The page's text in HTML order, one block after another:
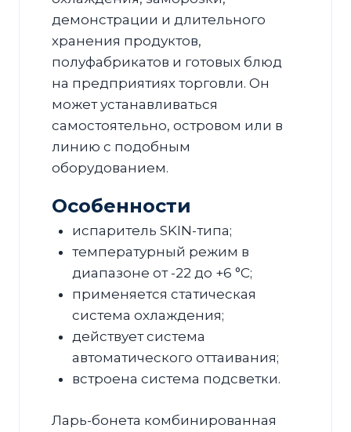
демонстрации и длительного
хранения продуктов,
полуфабрикатов и готовых блюд
на предприятиях торговли. Он
может устанавливаться
самостоятельно, островом или в
линию с подобным
оборудованием.
Особенности
испаритель SKIN-типа;
температурный режим в
диапазоне от -22 до +6 °С;
применяется статическая
система охлаждения;
действует система
автоматического оттаивания;
встроена система подсветки.
Ларь-бонета комбинированная